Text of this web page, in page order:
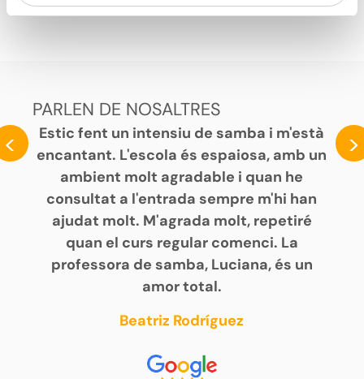
PARLEN DE NOSALTRES
<
Estic fent un intensiu de samba i m'està
encantant. L'escola és espaiosa, amb un
ambient molt agradable i quan he
consultat a l'entrada sempre m'hi han
ajudat molt. M'agrada molt, repetiré
quan el curs regular comenci. La
professora de samba, Luciana, és un
amor total.
Beatriz Rodríguez
>